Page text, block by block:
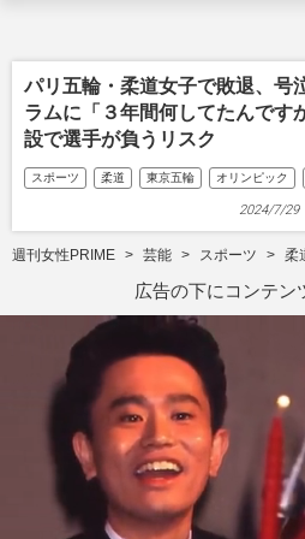
パリ五輪・柔道女子で敗退、号
ラムに「３年間何してたんです
設で選手が負うリスク
スポーツ 柔道 東京五輪 オリンピック
2024/7/29
週刊女性PRIME 芸能 スポーツ 柔
広告の下にコンテン